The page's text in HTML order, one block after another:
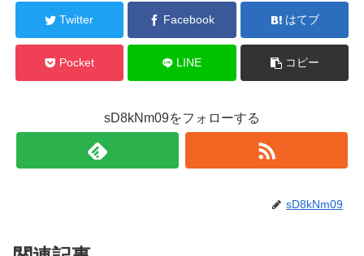
Twitter Facebook はてブ
Pocket LINE コピー
sD8kNm09をフォローする
sD8kNm09